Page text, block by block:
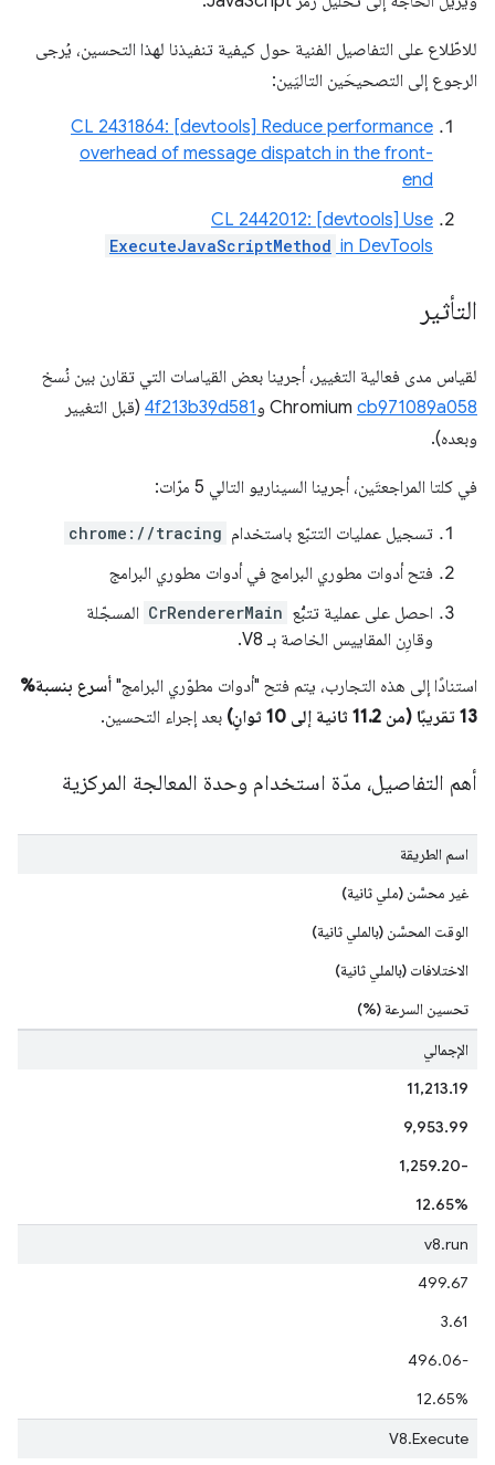
للاطّلاع على التفاصيل الفنية حول كيفية تنفيذنا لهذا التحسين، يُرجى
الرجوع إلى التصحيحَين التاليَين:
CL 2431864: [devtools] Reduce performance
overhead of message dispatch in the front-
end
CL 2442012: [devtools] Use
ExecuteJavaScriptMethod in DevTools
التأثير
لقياس مدى فعالية التغيير، أجرينا بعض القياسات التي تقارن بين نُسخ
Chromium cb971089a058 و 4f213b39d581 (قبل التغيير
وبعده).
في كلتا المراجعتَين، أجرينا السيناريو التالي 5 مرّات:
تسجيل عمليات التتبّع باستخدام chrome://tracing
فتح أدوات مطوري البرامج في أدوات مطوري البرامج
احصل على عملية تتبُّع CrRendererMain المسجّلة
وقارِن المقاييس الخاصة بـ V8.
استنادًا إلى هذه التجارب، يتم فتح "أدوات مطوّري البرامج" أسرع بنسبة%
13 تقريبًا (من 11.2 ثانية إلى 10 ثوانٍ)
بعد إجراء التحسين.
أهم التفاصيل، مدّة استخدام وحدة المعالجة المركزية
اسم الطريقة
غير محسَّن (ملي ثانية)
الوقت المحسَّن (بالملي ثانية)
الاختلافات (بالملي ثانية)
تحسين السرعة (%)
الإجمالي
11,213.19
9,953.99
-1,259.20
‫12.65%
v8.run
499.67
3.61
-496.06
12.65%
V8.Execute